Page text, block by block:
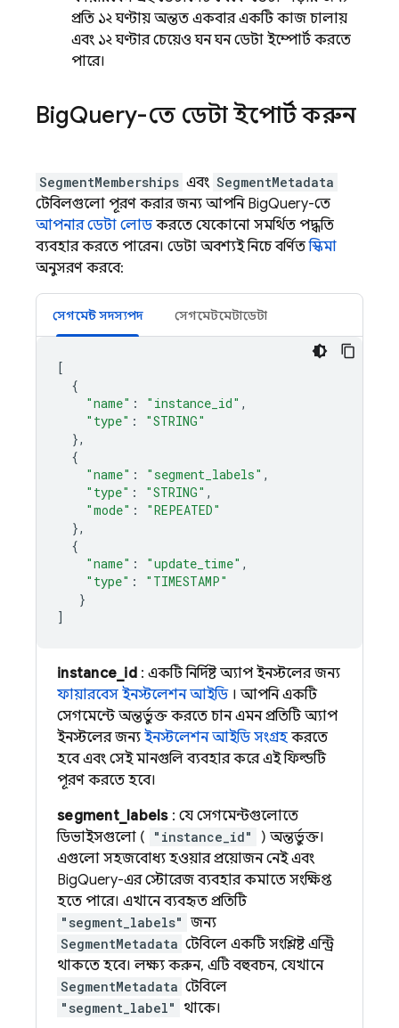
প্রতি ১২ ঘণ্টায় অন্তত একবার একটি কাজ চালায়
এবং ১২ ঘণ্টার চেয়েও ঘন ঘন ডেটা ইম্পোর্ট করতে
পারে।
BigQuery-তে ডেটা ইম্পোর্ট করুন
SegmentMemberships এবং SegmentMetadata
টেবিলগুলো পূরণ করার জন্য আপনি BigQuery-তে
আপনার ডেটা লোডকরতে যেকোনো সমর্থিত পদ্ধতি
ব্যবহার করতে পারেন। ডেটা অবশ্যই নিচে বর্ণিতস্কিমা
অনুসরণ করবে:
সেগমেন্ট সদস্যপদ সেগমেন্টমেটাডেটা
[
{
"name" : "instance_id" ,
"type" :
"STRING"
},
{
"name" : "segment_labels" ,
"type" : "STRING" ,
"mode" :
"REPEATED"
},
{
"name" : "update_time" ,
"type" :
"TIMESTAMP"
}
]
instance_id: একটি নির্দিষ্ট অ্যাপ ইনস্টলের জন্য
ফায়ারবেস ইনস্টলেশন আইডি। আপনি একটি
সেগমেন্টে অন্তর্ভুক্ত করতে চান এমন প্রতিটি অ্যাপ
ইনস্টলের জন্য ইনস্টলেশন আইডি সংগ্রহ করতে
হবে এবং সেই মানগুলি ব্যবহার করে এই ফিল্ডটি
পূরণ করতে হবে।
segment_labels: যে সেগমেন্টগুলোতে
ডিভাইসগুলো (
"instance_id"
) অন্তর্ভুক্ত।
এগুলো সহজবোধ্য হওয়ার প্রয়োজন নেই এবং
BigQuery-এর স্টোরেজ ব্যবহার কমাতে সংক্ষিপ্ত
হতে পারে। এখানে ব্যবহৃত প্রতিটি
"segment_labels" জন্য
SegmentMetadata টেবিলে একটি সংশ্লিষ্ট এন্ট্রি
থাকতে হবে। লক্ষ্য করুন, এটি বহুবচন, যেখানে
SegmentMetadata টেবিলে
"segment_label"
থাকে।